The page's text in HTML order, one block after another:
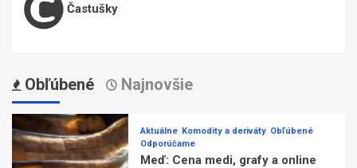
Častušky
Obľúbené Najnovšie
Aktuálne Komodity a deriváty Obľúbené
Odporúčame
Meď: Cena medi, grafy a online